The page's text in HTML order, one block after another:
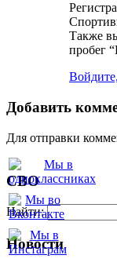
Также
пробег
Добавить
Для отправки
СВО
Найти:
Новости